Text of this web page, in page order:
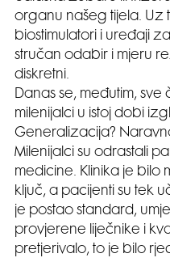
organu našeg tijela. Uz
biostimulatori i uređaji
stručan odabir i mjeru
diskretni.
Danas se, međutim,
milenijalci u istoj dobi
Generalizacija?
Milenijalci su odrastali
medicine. Klinika je bilo
ključ, a pacijenti su tek
je postao standard,
provjerene liječnike i
pretjerivalo, to je bilo